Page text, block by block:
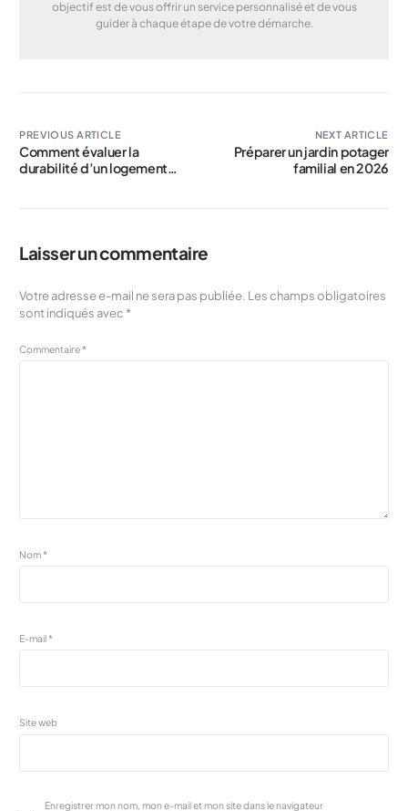
objectif est de vous offrir un service personnalisé et de vous
guider à chaque étape de votre démarche.
PREVIOUS ARTICLE
Comment évaluer la
durabilité d’un logement
NEXT ARTICLE
Préparer un jardin potager
familial en 2026
Laisser un commentaire
Votre adresse e-mail ne sera pas publiée. Les champs obligatoires
sont indiqués avec *
Commentaire*
Nom*
E-mail*
Site web
Enregistrer mon nom, mon e-mail et mon site dans le navigateur